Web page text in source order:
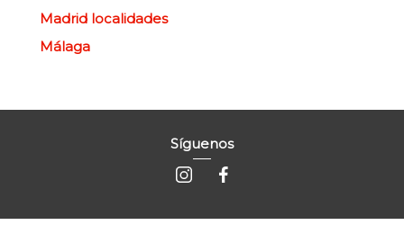
Madrid localidades
Málaga
Síguenos